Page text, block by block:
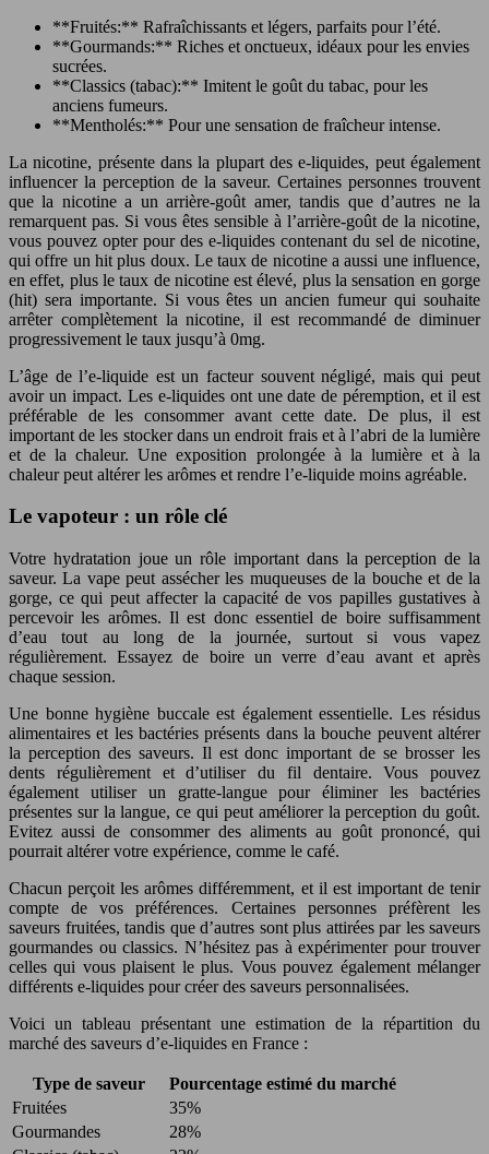
**Fruités:** Rafraîchissants et légers, parfaits pour l’été.
**Gourmands:** Riches et onctueux, idéaux pour les envies
sucrées.
**Classics (tabac):** Imitent le goût du tabac, pour les
anciens fumeurs.
**Mentholés:** Pour une sensation de fraîcheur intense.
La nicotine, présente dans la plupart des e-liquides, peut également
influencer la perception de la saveur. Certaines personnes trouvent
que la nicotine a un arrière-goût amer, tandis que d’autres ne la
remarquent pas. Si vous êtes sensible à l’arrière-goût de la nicotine,
vous pouvez opter pour des e-liquides contenant du sel de nicotine,
qui offre un hit plus doux. Le taux de nicotine a aussi une influence,
en effet, plus le taux de nicotine est élevé, plus la sensation en gorge
(hit) sera importante. Si vous êtes un ancien fumeur qui souhaite
arrêter complètement la nicotine, il est recommandé de diminuer
progressivement le taux jusqu’à 0mg.
L’âge de l’e-liquide est un facteur souvent négligé, mais qui peut
avoir un impact. Les e-liquides ont une date de péremption, et il est
préférable de les consommer avant cette date. De plus, il est
important de les stocker dans un endroit frais et à l’abri de la lumière
et de la chaleur. Une exposition prolongée à la lumière et à la
chaleur peut altérer les arômes et rendre l’e-liquide moins agréable.
Le vapoteur : un rôle clé
Votre hydratation joue un rôle important dans la perception de la
saveur. La vape peut assécher les muqueuses de la bouche et de la
gorge, ce qui peut affecter la capacité de vos papilles gustatives à
percevoir les arômes. Il est donc essentiel de boire suffisamment
d’eau tout au long de la journée, surtout si vous vapez
régulièrement. Essayez de boire un verre d’eau avant et après
chaque session.
Une bonne hygiène buccale est également essentielle. Les résidus
alimentaires et les bactéries présents dans la bouche peuvent altérer
la perception des saveurs. Il est donc important de se brosser les
dents régulièrement et d’utiliser du fil dentaire. Vous pouvez
également utiliser un gratte-langue pour éliminer les bactéries
présentes sur la langue, ce qui peut améliorer la perception du goût.
Evitez aussi de consommer des aliments au goût prononcé, qui
pourrait altérer votre expérience, comme le café.
Chacun perçoit les arômes différemment, et il est important de tenir
compte de vos préférences. Certaines personnes préfèrent les
saveurs fruitées, tandis que d’autres sont plus attirées par les saveurs
gourmandes ou classics. N’hésitez pas à expérimenter pour trouver
celles qui vous plaisent le plus. Vous pouvez également mélanger
différents e-liquides pour créer des saveurs personnalisées.
Voici un tableau présentant une estimation de la répartition du
marché des saveurs d’e-liquides en France :
Type de saveur
Pourcentage estimé du marché
Fruitées
35%
Gourmandes
28%